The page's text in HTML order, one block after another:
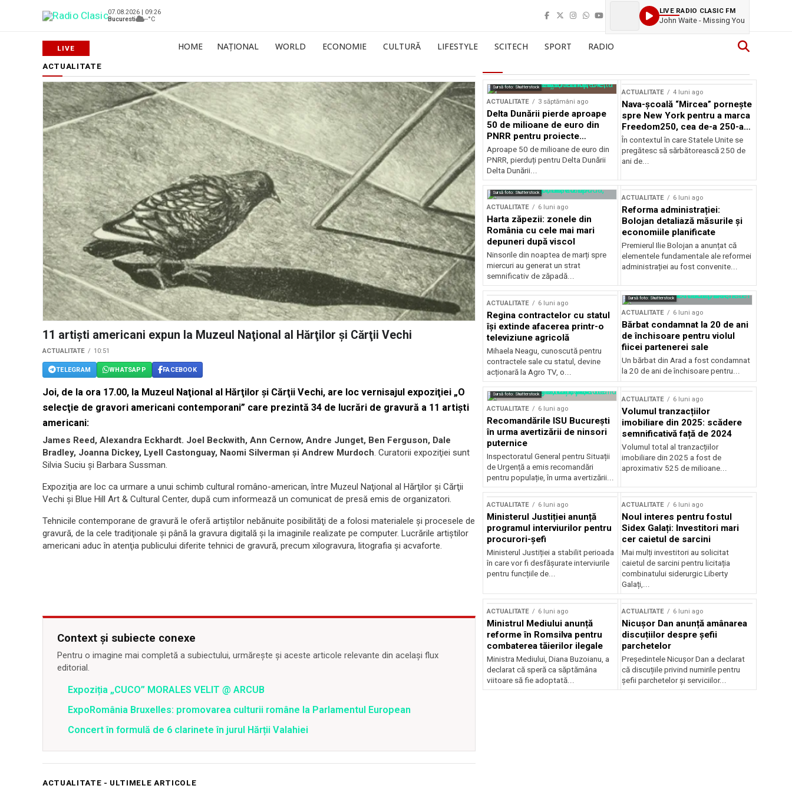
07.08.2026 | 09:26
Bucuresti
--°C
LIVE RADIO CLASIC FM
John Waite - Missing You
HOME NAȚIONAL WORLD ECONOMIE CULTURĂ LIFESTYLE SCITECH SPORT RADIO
ACTUALITATE
11 artişti americani expun la Muzeul Naţional al Hărţilor şi Cărţii Vechi
ACTUALITATE 10:51
TELEGRAM WHATSAPP FACEBOOK
Joi, de la ora 17.00, la Muzeul Naţional al Hărţilor şi Cărţii Vechi, are loc vernisajul expoziţiei „O
selecţie de gravori americani contemporani” care prezintă 34 de lucrări de gravură a 11 artişti
americani:
James Reed, Alexandra Eckhardt. Joel Beckwith, Ann Cernow, Andre Junget, Ben Ferguson, Dale
Bradley, Joanna Dickey, Lyell Castonguay, Naomi Silverman şi Andrew Murdoch. Curatorii expoziţiei sunt
Silvia Suciu şi Barbara Sussman.
Expoziţia are loc ca urmare a unui schimb cultural româno-american, între Muzeul Naţional al Hărţilor şi Cărţii
Vechi şi Blue Hill Art & Cultural Center, după cum informează un comunicat de presă emis de organizatori.
Tehnicile contemporane de gravură le oferă artiştilor nebănuite posibilităţi de a folosi materialele şi procesele de
gravură, de la cele tradiţionale şi până la gravura digitală şi la imaginile realizate pe computer. Lucrările artiştilor
americani aduc în atenţia publicului diferite tehnici de gravură, precum xilogravura, litografia şi acvaforte.
Context și subiecte conexe
Pentru o imagine mai completă a subiectului, urmărește și aceste articole relevante din același flux
editorial.
Expoziția „CUCO” MORALES VELIT @ ARCUB
ExpoRomânia Bruxelles: promovarea culturii române la Parlamentul European
Concert în formulă de 6 clarinete în jurul Hărții Valahiei
Sursă foto: Shutterstock
ACTUALITATE 3 săptămâni ago
Delta Dunării pierde aproape
50 de milioane de euro din
PNRR pentru proiecte
esențiale
Aproape 50 de milioane de euro din
PNRR, pierduți pentru Delta Dunării
Delta Dunării...
ACTUALITATE 4 luni ago
Nava-școală “Mircea” pornește
spre New York pentru a marca
Freedom250, cea de-a 250-a
aniversare a Statelor Unite
În contextul în care Statele Unite se
pregătesc să sărbătorească 250 de
ani de...
Sursă foto: Shutterstock
ACTUALITATE 6 luni ago
Harta zăpezii: zonele din
România cu cele mai mari
depuneri după viscol
Ninsorile din noaptea de marți spre
miercuri au generat un strat
semnificativ de zăpadă...
ACTUALITATE 6 luni ago
Reforma administrației:
Bolojan detaliază măsurile și
economiile planificate
Premierul Ilie Bolojan a anunțat că
elementele fundamentale ale reformei
administrației au fost convenite...
ACTUALITATE 6 luni ago
Regina contractelor cu statul
își extinde afacerea printr-o
televiziune agricolă
Mihaela Neagu, cunoscută pentru
contractele sale cu statul, devine
acționară la Agro TV, o...
Sursă foto: Shutterstock
ACTUALITATE 6 luni ago
Bărbat condamnat la 20 de ani
de închisoare pentru violul
fiicei partenerei sale
Un bărbat din Arad a fost condamnat
la 20 de ani de închisoare pentru...
Sursă foto: Shutterstock
ACTUALITATE 6 luni ago
Recomandările ISU București
în urma avertizării de ninsori
puternice
Inspectoratul General pentru Situații
de Urgență a emis recomandări
pentru populație, în urma avertizării...
ACTUALITATE 6 luni ago
Volumul tranzacțiilor
imobiliare din 2025: scădere
semnificativă față de 2024
Volumul total al tranzacțiilor
imobiliare din 2025 a fost de
aproximativ 525 de milioane...
ACTUALITATE 6 luni ago
Ministerul Justiției anunță
programul interviurilor pentru
procurori-șefi
Ministerul Justiției a stabilit perioada
în care vor fi desfășurate interviurile
pentru funcțiile de...
ACTUALITATE 6 luni ago
Noul interes pentru fostul
Sidex Galați: Investitori mari
cer caietul de sarcini
Mai mulți investitori au solicitat
caietul de sarcini pentru licitația
combinatului siderurgic Liberty
Galați,...
ACTUALITATE 6 luni ago
Ministrul Mediului anunță
reforme în Romsilva pentru
combaterea tăierilor ilegale
Ministra Mediului, Diana Buzoianu, a
declarat că speră ca săptămâna
viitoare să fie adoptată...
ACTUALITATE 6 luni ago
Nicușor Dan anunță amânarea
discuțiilor despre șefii
parchetelor
Președintele Nicușor Dan a declarat
că discuțiile privind numirile pentru
șefii parchetelor și serviciilor...
ACTUALITATE - ULTIMELE ARTICOLE